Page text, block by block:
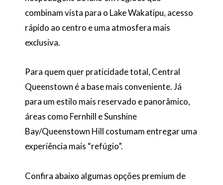
combinam vista para o Lake Wakatipu, acesso
rápido ao centro e uma atmosfera mais
exclusiva.
Para quem quer praticidade total, Central
Queenstown é a base mais conveniente. Já
para um estilo mais reservado e panorâmico,
áreas como Fernhill e Sunshine
Bay/Queenstown Hill costumam entregar uma
experiência mais “refúgio”.
Confira abaixo algumas opções premium de